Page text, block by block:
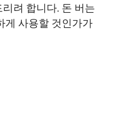
려 합니다. 돈 버는
게 사용할 것인가가